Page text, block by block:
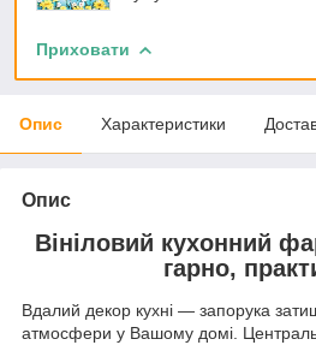
Приховати
Опис Характеристики
Опис
Вініловий кухонний
гарно,
Вдалий декор кухні — запорука
атмосфери у Вашому домі.